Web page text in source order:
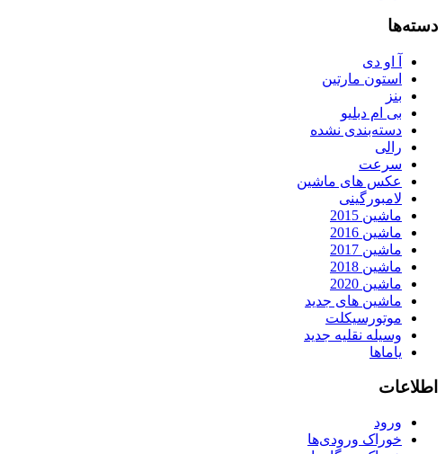
دسته‌ها
آ او دی
استون مارتین
بنز
بی ام دبلیو
دسته‌بندی نشده
رالی
سرعت
عکس های ماشین
لامبورگینی
ماشین 2015
ماشین 2016
ماشین 2017
ماشین 2018
ماشین 2020
ماشین های جدید
موتورسیکلت
وسیله نقلیه جدید
یاماها
اطلاعات
ورود
خوراک ورودی‌ها